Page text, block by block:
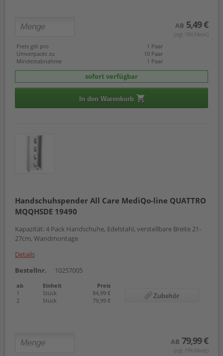
AB 5,49 €
(zzgl. 19% Mwst.)
Preis gilt pro
1 Paar
Umverpackt zu
10 Paar
Mindestabnahme
1 Paar
sofort verfügbar
In den Warenkorb
Handschuhspender All Care MediQo-line QUATTRO
MQQHSDE 19490
Kapazität: 4 Pack Handschuhe, Edelstahl, verstellbare Breite 21-
27cm, Wandmontage
Details
Bestellnr.
10257005
ab Einheit
Preis
1
Stück
84,99 €
2
Stück 79,99 €
Zubehör
AB 79,99 €
(zzgl. 19% Mwst.)